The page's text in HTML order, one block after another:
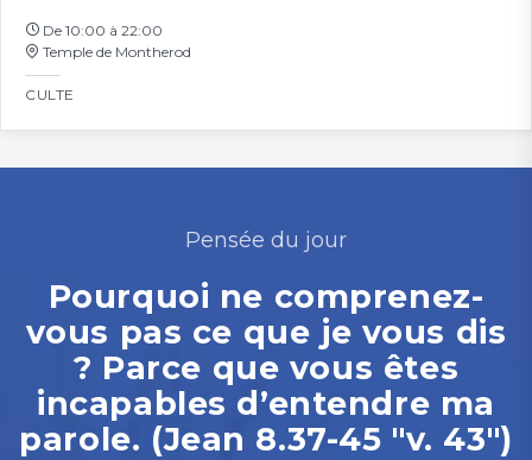
CULTE
Temple de Montherod
De 10:00 à 22:00
Pensée du jour
Pourquoi ne comprenez-
vous pas ce que je vous dis
? Parce que vous êtes
incapables d’entendre ma
parole. (Jean 8.37-45 "v. 43")